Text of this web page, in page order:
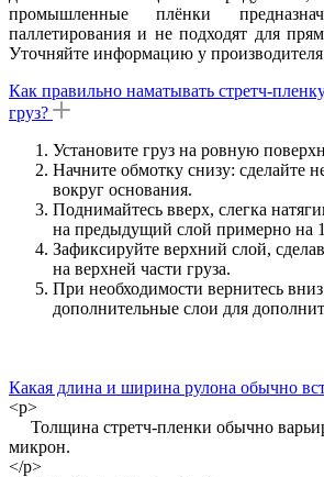
промышленные плёнки
паллетирования и не подходят для
Уточняйте информацию у
Как правильно наматывать стретч-
груз?
Установите груз на ровную
Начните обмотку снизу: сделайте
вокруг основания.
Поднимайтесь вверх, слегка
на предыдущий слой примерно на
Зафиксируйте верхний слой,
на верхней части груза.
При необходимости вернитесь
дополнительные слои для
Какая длина и ширина рулона обычно
<p>
Толщина стретч-пленки обычно
микрон.
</p>